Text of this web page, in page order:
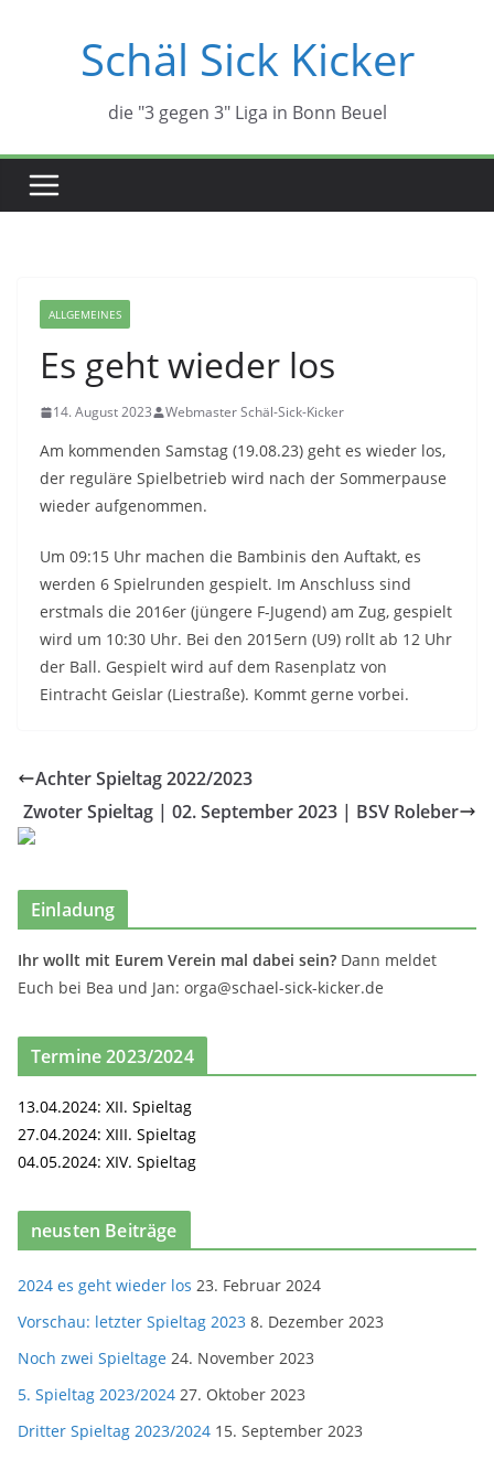
Schäl Sick Kicker
die "3 gegen 3" Liga in Bonn Beuel
ALLGEMEINES
Es geht wieder los
14. August 2023 Webmaster Schäl-Sick-Kicker
Am kommenden Samstag (19.08.23) geht es wieder los,
der reguläre Spielbetrieb wird nach der Sommerpause
wieder aufgenommen.
Um 09:15 Uhr machen die Bambinis den Auftakt, es
werden 6 Spielrunden gespielt. Im Anschluss sind
erstmals die 2016er (jüngere F-Jugend) am Zug, gespielt
wird um 10:30 Uhr. Bei den 2015ern (U9) rollt ab 12 Uhr
der Ball. Gespielt wird auf dem Rasenplatz von
Eintracht Geislar (Liestraße). Kommt gerne vorbei.
Achter Spieltag 2022/2023
Zwoter Spieltag | 02. September 2023 | BSV Roleber
Einladung
Ihr wollt mit Eurem Verein mal dabei sein? Dann meldet
Euch bei Bea und Jan: orga@schael-sick-kicker.de
Termine 2023/2024
13.04.2024: XII. Spieltag
27.04.2024: XIII. Spieltag
04.05.2024: XIV. Spieltag
neusten Beiträge
2024 es geht wieder los 23. Februar 2024
Vorschau: letzter Spieltag 2023 8. Dezember 2023
Noch zwei Spieltage 24. November 2023
5. Spieltag 2023/2024 27. Oktober 2023
Dritter Spieltag 2023/2024 15. September 2023